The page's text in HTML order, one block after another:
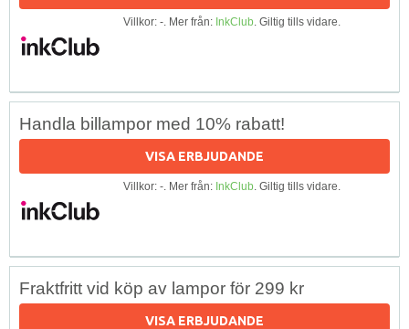
Villkor: -. Mer från: InkClub. Giltig tills vidare.
Handla billampor med 10% rabatt!
VISA ERBJUDANDE
Villkor: -. Mer från: InkClub. Giltig tills vidare.
Fraktfritt vid köp av lampor för 299 kr
VISA ERBJUDANDE